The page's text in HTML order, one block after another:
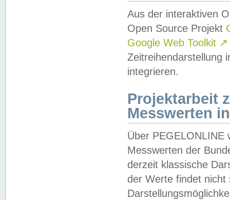
Aus der interaktiven
Open Source Projekt
Google Web Toolkit ↗
Zeitreihendarstellung
integrieren.
Projektarbeit
Messwerten
Über PEGELONLINE
Messwerten der
derzeit klassische
der Werte findet